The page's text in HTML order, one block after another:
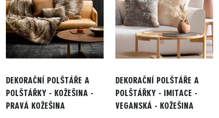
DEKORAČNÍ POLŠTÁŘE A
POLŠTÁŘKY - KOŽEŠINA -
PRAVÁ KOŽEŠINA
DEKORAČNÍ POLŠTÁŘE A
POLŠTÁŘKY - IMITACE -
VEGANSKÁ - KOŽEŠINA